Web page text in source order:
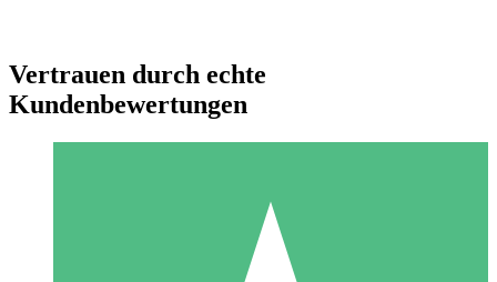
Individuelle Credit-Pakete
Vertrauen durch echte
Kundenbewertungen